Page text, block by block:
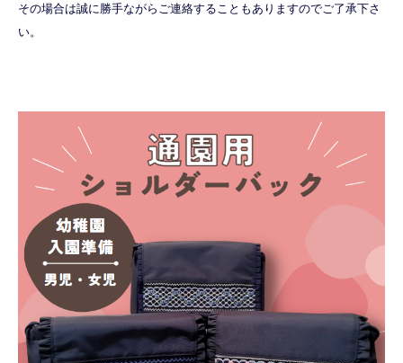
その場合は誠に勝手ながらご連絡することもありますのでご了承下さ
い。